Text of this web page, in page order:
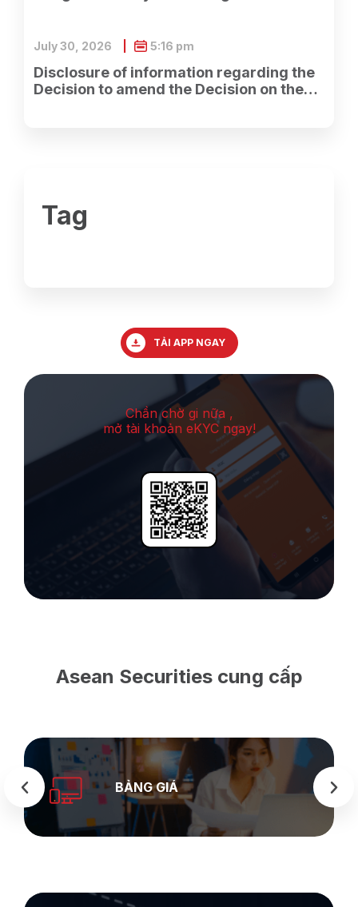
hiện hữu của Công ty.
Disclosure of information regarding the
Decision to amend the Decision on the
July 30, 2026 5:16 pm
Tag
TẢI APP NGAY
Chần chờ gi nữa ,
mở tài khoản eKYC ngay!
Asean Securities cung cấp
GIÁ
WEB